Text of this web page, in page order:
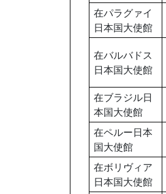
在パラグァイ
日本国大使館
在バルバドス
日本国大使館
在ブラジル日
本国大使館
在ペルー日本
国大使館
在ボリヴィア
日本国大使館